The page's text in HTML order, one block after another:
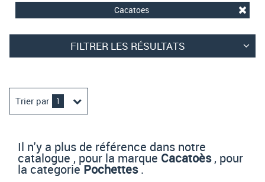
Cacatoes
FILTRER LES RÉSULTATS
Trier par 1
Il n'y a plus de référence dans notre
catalogue , pour la marque Cacatoès, pour
la categoriePochettes.